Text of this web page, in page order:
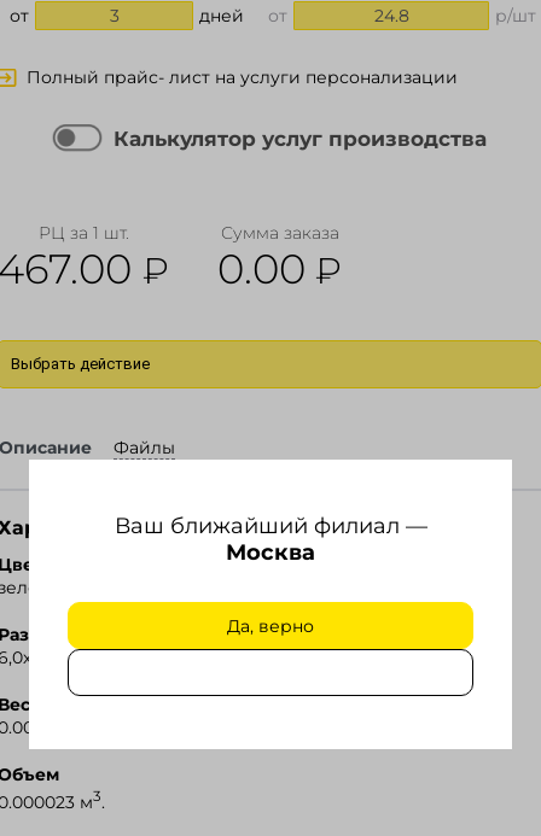
Ваш ближайший филиал —
Москва
Да, верно
от 3 дней от 24.8 р/шт
Полный прайс- лист на услуги персонализации
Калькулятор услуг производства
РЦ за 1 шт.
₽
Сумма заказа
0.00 ₽
Выбрать действие
Я.Маркет
Описание Файлы
см.
кг.
м3.